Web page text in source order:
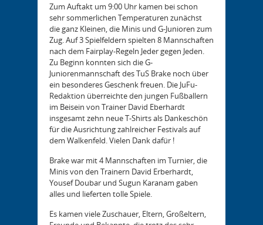
Zum Auftakt um 9:00 Uhr kamen bei schon
sehr sommerlichen Temperaturen zunächst
die ganz Kleinen, die Minis und G-Junioren zum
Zug. Auf 3 Spielfeldern spielten 8 Mannschaften
nach dem Fairplay-Regeln Jeder gegen Jeden.
Zu Beginn konnten sich die G-
Juniorenmannschaft des TuS Brake noch über
ein besonderes Geschenk freuen. Die JuFu-
Redaktion überreichte den jungen Fußballern
im Beisein von Trainer David Eberhardt
insgesamt zehn neue T-Shirts als Dankeschön
für die Ausrichtung zahlreicher Festivals auf
dem Walkenfeld. Vielen Dank dafür !
Brake war mit 4 Mannschaften im Turnier, die
Minis von den Trainern David Erberhardt,
Yousef Doubar und Sugun Karanam gaben
alles und lieferten tolle Spiele.
Es kamen viele Zuschauer, Eltern, Großeltern,